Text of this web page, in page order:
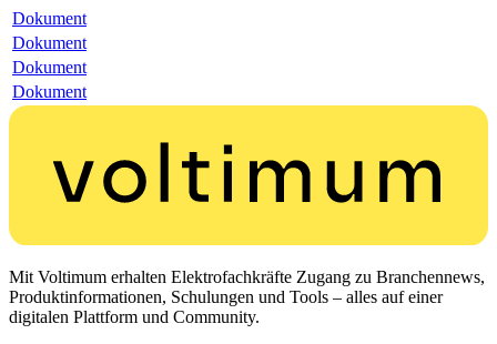
Dokument
Dokument
Dokument
Dokument
Mit Voltimum erhalten Elektrofachkräfte Zugang zu Branchennews,
Produktinformationen, Schulungen und Tools – alles auf einer
digitalen Plattform und Community.